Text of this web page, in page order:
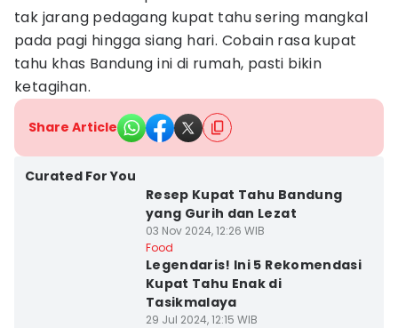
tak jarang pedagang kupat tahu sering mangkal
pada pagi hingga siang hari. Cobain rasa kupat
tahu khas Bandung ini di rumah, pasti bikin
ketagihan.
Share Article
Curated For You
Resep Kupat Tahu Bandung
yang Gurih dan Lezat
03 Nov 2024, 12:26 WIB
Food
Legendaris! Ini 5 Rekomendasi
Kupat Tahu Enak di
Tasikmalaya
29 Jul 2024, 12:15 WIB